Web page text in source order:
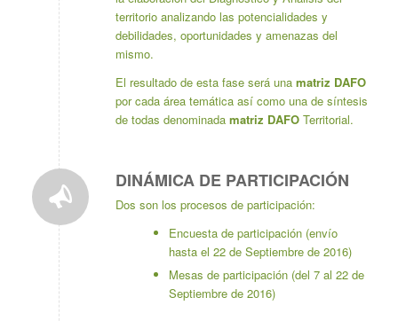
territorio analizando las potencialidades y
debilidades, oportunidades y amenazas del
mismo.
El resultado de esta fase será una matriz DAFO
por cada área temática así como una de síntesis
de todas denominada matriz DAFOTerritorial.
DINÁMICA DE PARTICIPACIÓN
Dos son los procesos de participación:
Encuesta de participación(envío
hasta el 22 de Septiembre de 2016)
Mesas de participación(del 7 al 22 de
Septiembre de 2016)